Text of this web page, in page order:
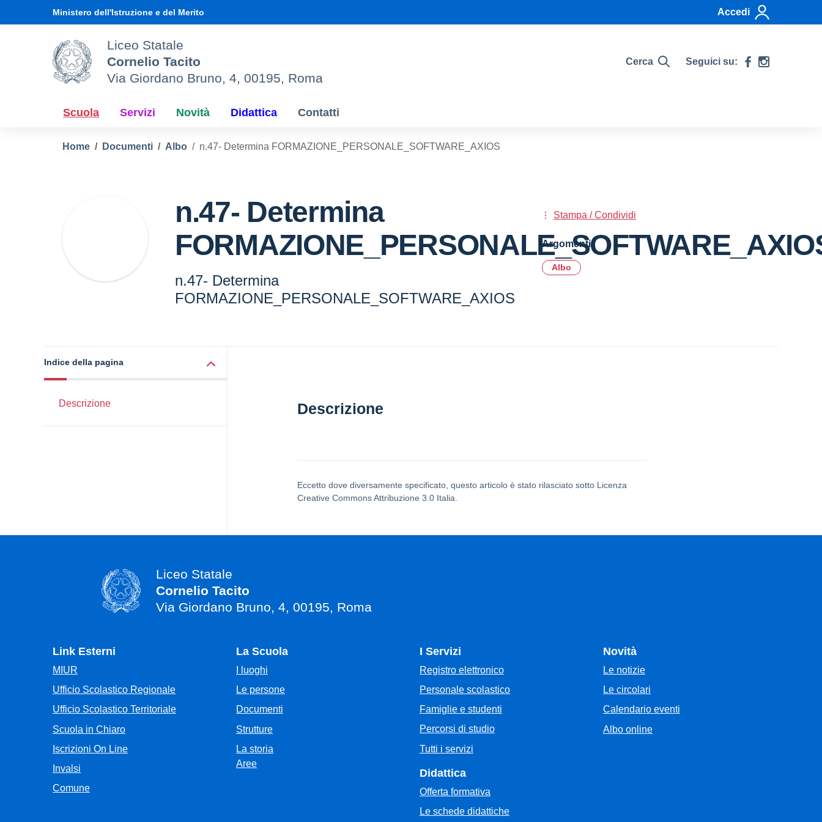
Ministero dell'Istruzione e del Merito Accedi
Liceo Statale
Cornelio Tacito
Via Giordano Bruno, 4, 00195, Roma
Cerca Seguici su:
Scuola Servizi Novità Didattica Contatti
Home Documenti Albo n.47- Determina FORMAZIONE_PERSONALE_SOFTWARE_AXIOS
n.47- Determina
n.47- Determina
FORMAZIONE_PERSONALE_SOFTWARE_AXIOS
Stampa / Condividi
Argomenti
Albo
Indice della pagina
Descrizione Descrizione
Eccetto dove diversamente specificato, questo articolo è stato rilasciato sotto Licenza
Creative Commons Attribuzione 3.0 Italia.
Liceo Statale
Cornelio Tacito
Via Giordano Bruno, 4, 00195, Roma
Link Esterni
MIUR
Ufficio Scolastico Regionale
Ufficio Scolastico Territoriale
Scuola in Chiaro
Iscrizioni On Line
Invalsi
Comune
La Scuola
I luoghi
Le persone
Documenti
Strutture
La storia
Aree
I Servizi
Registro elettronico
Personale scolastico
Famiglie e studenti
Percorsi di studio
Tutti i servizi
Didattica
Offerta formativa
Le schede didattiche
Novità
Le notizie
Le circolari
Calendario eventi
Albo online